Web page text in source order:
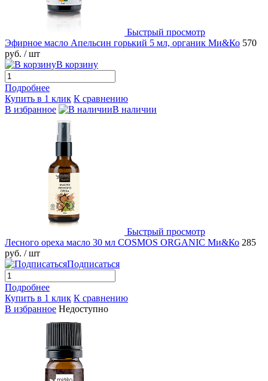
Быстрый просмотр
Эфирное масло Апельсин горький 5 мл, органик Ми&Ко 570
руб. / шт
В корзину
Подробнее
Купить в 1 клик К сравнению
В избранное
В наличии
Быстрый просмотр
Лесного ореха масло 30 мл COSMOS ORGANIC Ми&Ко 285
руб. / шт
Подписаться
Подробнее
Купить в 1 клик К сравнению
В избранное Недоступно